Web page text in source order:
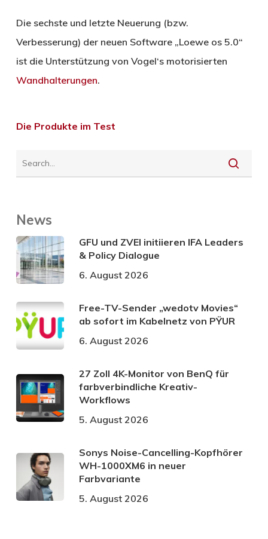
Die sechste und letzte Neuerung (bzw.
Verbesserung) der neuen Software „Loewe os 5.0“
ist die Unterstützung von Vogel‘s motorisierten
Wandhalterungen.
Die Produkte im Test
News
GFU und ZVEI initiieren IFA Leaders
& Policy Dialogue
6. August 2026
Free-TV-Sender „wedotv Movies“
ab sofort im Kabelnetz von PŸUR
6. August 2026
27 Zoll 4K-Monitor von BenQ für
farbverbindliche Kreativ-
Workflows
5. August 2026
Sonys Noise-Cancelling-Kopfhörer
WH-1000XM6 in neuer
Farbvariante
5. August 2026